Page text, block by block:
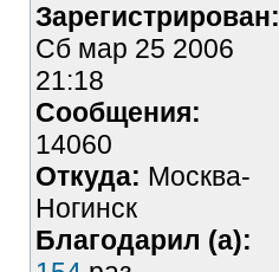
Зарегистрирован:
Сб мар 25 2006
21:18
Сообщения:
14060
Откуда: Москва-
Ногинск
Благодарил (а):